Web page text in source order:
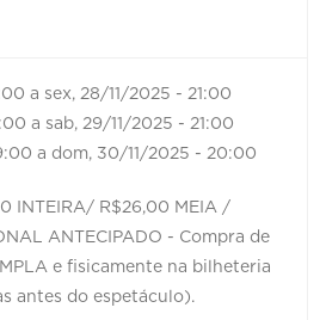
a sex, 28/11/2025 - 21:00
a sab, 29/11/2025 - 21:00
a dom, 30/11/2025 - 20:00
INTEIRA/ R$26,00 MEIA /
ANTECIPADO - Compra de
e fisicamente na bilheteria
antes do espetáculo).